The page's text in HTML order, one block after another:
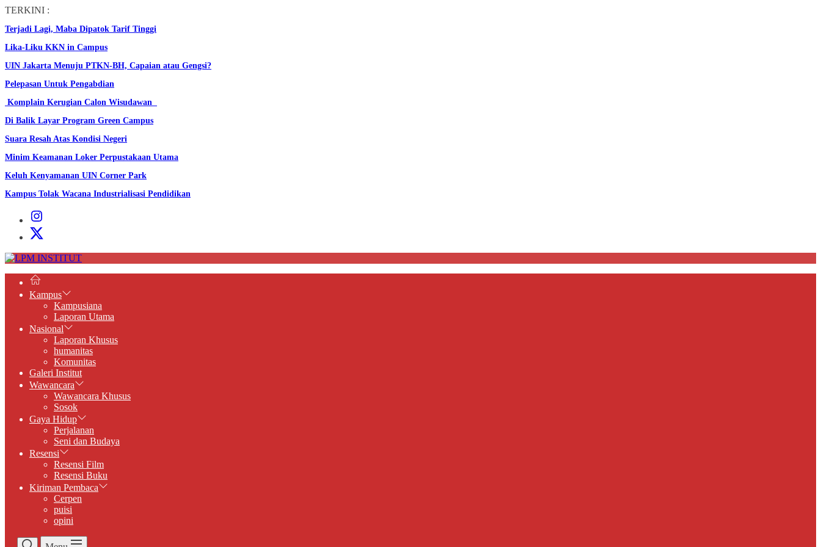
Skip
the
content
TERKINI :
Terjadi Lagi, Maba Dipatok Tarif Tinggi
Lika-Liku KKN in Campus
UIN Jakarta Menuju PTKN-BH, Capaian atau Gengsi?
Pelepasan Untuk Pengabdian
Komplain Kerugian Calon Wisudawan
Di Balik Layar Program Green Campus
Suara Resah Atas Kondisi Negeri
Minim Keamanan Loker Perpustakaan Utama
Keluh Kenyamanan UIN Corner Park
Kampus Tolak Wacana Industrialisasi Pendidikan
Instagram
Institut
X
Institut
LPM
Kampus
Kampusiana
Laporan Utama
Nasional
Laporan Khusus
humanitas
Komunitas
Galeri Institut
Wawancara
Wawancara Khusus
Sosok
Gaya Hidup
Perjalanan
Seni dan Budaya
Resensi
Resensi Film
Resensi Buku
Kiriman Pembaca
Cerpen
puisi
opini